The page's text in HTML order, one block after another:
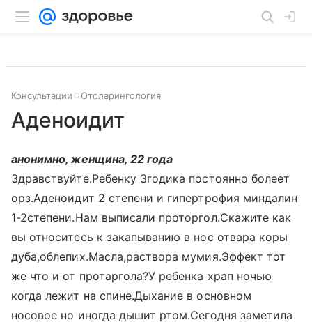
Консультации Отоларингология
Аденоидит
анонимно, женщина, 22 года
Здравствуйте.Ребенку 3годика постоянно болеет
орз.Аденоидит 2 степени и гипертрофия миндалин
1-2степени.Нам выписали проторгол.Скажите как
вы относитесь к закапыванию в нос отвара коры
дуба,облепих.Масла,раствора мумия.Эффект тот
же что и от протаргола?У ребенка храп ночью
когда лежит на спине.Дыхание в основном
носовое но иногда дышит ртом.Сегодня заметила